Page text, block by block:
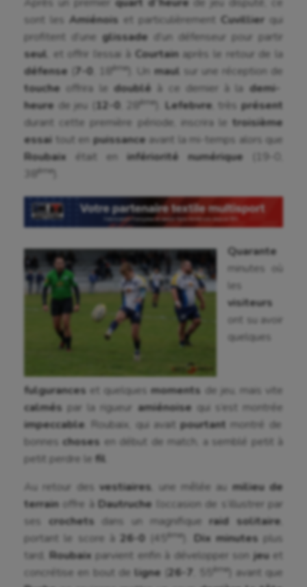
Aéronautique
Athlétisme
sont les Amiénois et particulièrement Cuvillier qui
profitent d’une glissade d’un défenseur pour partir
seul , et offrir l’essai à Courtainaprès le retour de la
défense
7-0 , 18ème ). Un maul sur une réception de
touche offrira le doublé à ce dernier à la demi-
heure de jeu ( 12-0 , 28ème Lefebvre , trèsprésent
durant cette première période, inscrira le troisième
essai tout en puissance avant la mi-temps alors que
Roubaix était en infériorité numérique
ème
Quarante
minutes où
les
visiteurs
ont su avoir
quelques
fulgurances et quelquesmoments de jeu, mais vite
calmés par la rigueur amiénoise qui s’est montrée
impeccable . Roubaix, qui avaitpourtant montré de
bonneschoses en début de match, a semblé petit à
petit perdre le fil
Au retour des vestiaires , une mêlée au milieu de
terrain offre à Dautruche l’occasion de s’illustrer par
ses crochets dans un magnifiqueraid solitaire
portant le score à 26-0 (45 ème Dix minutes plus
tard, Roubaix parvient enfin à développer son jeuet
concrétise en bout de ligne 26-7 ème
) avant que